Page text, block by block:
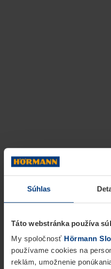
Súhlas
Táto webstránka používa
My spoločnosť Hörmann
používame cookies na
reklám, umožnenie